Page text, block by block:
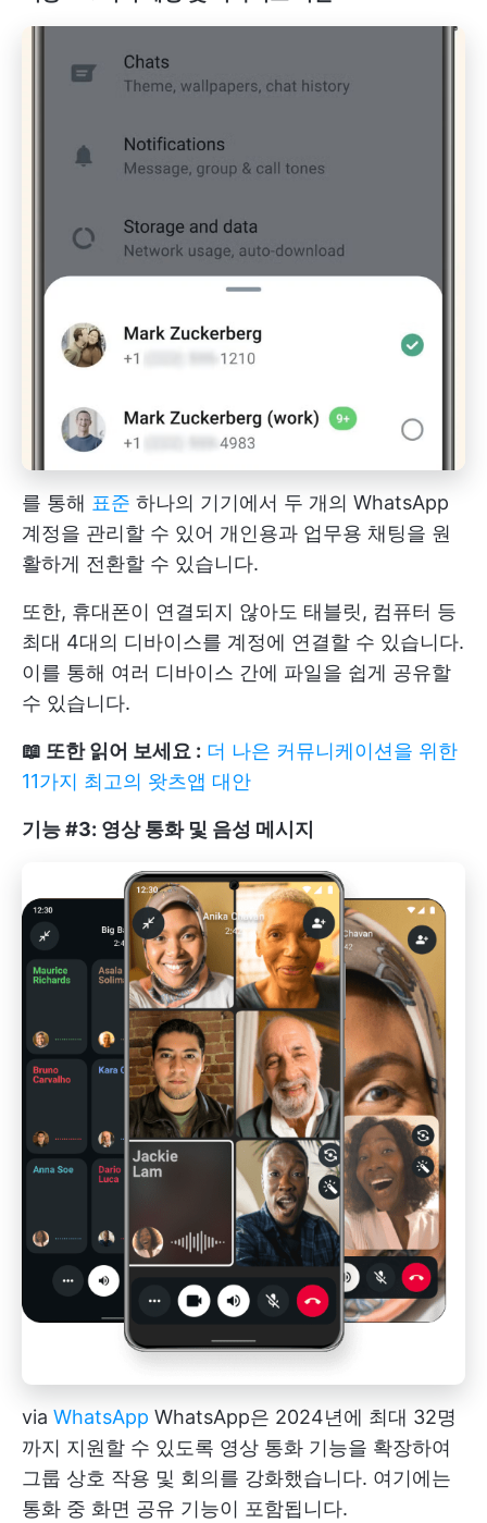
를 통해 표준 하나의 기기에서 두 개의 WhatsApp
계정을 관리할 수 있어 개인용과 업무용 채팅을 원
활하게 전환할 수 있습니다.
또한, 휴대폰이 연결되지 않아도 태블릿, 컴퓨터 등
최대 4대의 디바이스를 계정에 연결할 수 있습니다.
이를 통해 여러 디바이스 간에 파일을 쉽게 공유할
수 있습니다.
📖 또한 읽어 보세요 : 더 나은 커뮤니케이션을 위한
11가지 최고의 왓츠앱 대안
기능 #3: 영상 통화 및 음성 메시지
via WhatsApp WhatsApp은 2024년에 최대 32명
까지 지원할 수 있도록 영상 통화 기능을 확장하여
그룹 상호 작용 및 회의를 강화했습니다. 여기에는
통화 중 화면 공유 기능이 포함됩니다.